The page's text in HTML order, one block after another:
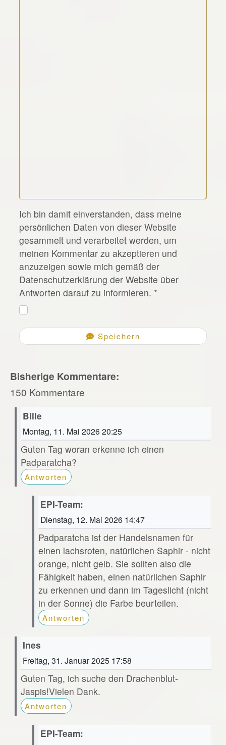
*
Ich bin damit einverstanden, dass meine
persönlichen Daten von dieser Website
gesammelt und verarbeitet werden, um
meinen Kommentar zu akzeptieren und
anzuzeigen sowie mich gemäß der
Datenschutzerklärung der Website über
Antworten darauf zu informieren. *
Speichern
Bisherige Kommentare:
150 Kommentare
Bille
Montag, 11. Mai 2026 20:25
Guten Tag woran erkenne ich einen
Padparatcha?
Antworten
EPI-Team:
Dienstag, 12. Mai 2026 14:47
Padparatcha ist der Handelsnamen für
einen lachsroten, natürlichen Saphir - nicht
orange, nicht gelb. Sie sollten also die
Fähigkeit haben, einen natürlichen Saphir
zu erkennen und dann im Tageslicht (nicht
in der Sonne) die Farbe beurteilen.
Antworten
Ines
Freitag, 31. Januar 2025 17:58
Guten Tag, ich suche den Drachenblut-
Jaspis!Vielen Dank.
Antworten
EPI-Team: